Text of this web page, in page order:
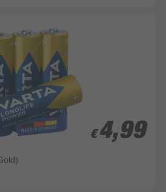
€ 4,99
€ 4,99